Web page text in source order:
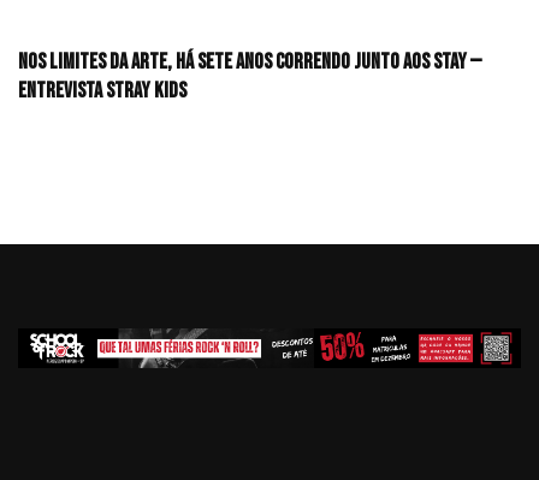
Nos limites da arte, há sete anos correndo junto aos STAY —
Entrevista Stray Kids